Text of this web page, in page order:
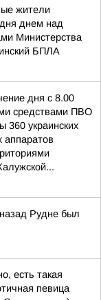
жители
днем над
Министерства
БПЛА
дня с 8.00
средствами ПВО
360 украинских
аппаратов
Рудне был
есть такая
певица